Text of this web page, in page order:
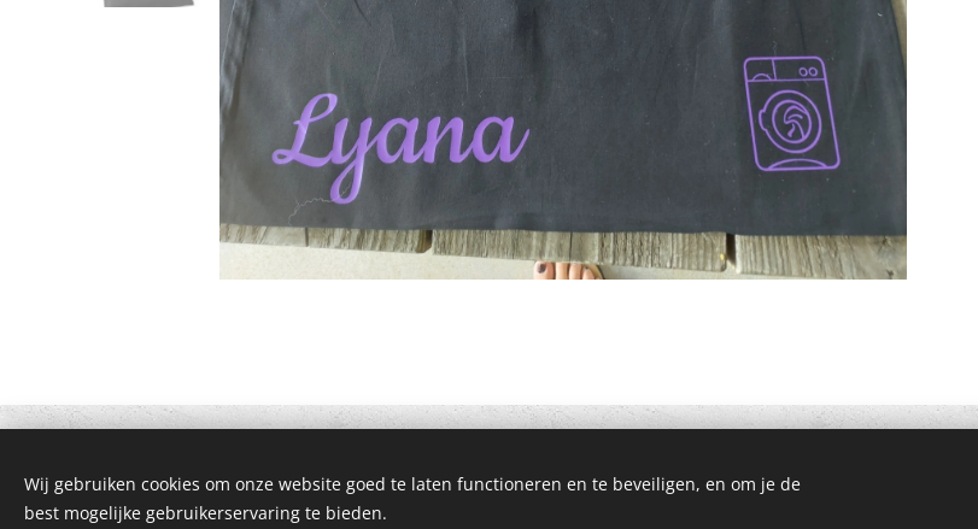
© 2021 Alle rechten voorbehouden
Wij gebruiken cookies om onze website goed te laten functioneren en te beveiligen, en om je de
best mogelijke gebruikerservaring te bieden.